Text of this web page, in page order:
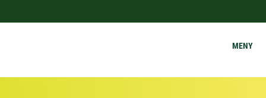
MENY